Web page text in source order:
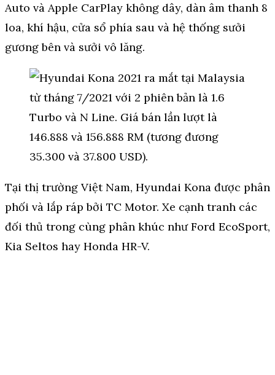
Auto và Apple CarPlay không dây, dàn âm thanh 8
loa, khí hậu, cửa sổ phía sau và hệ thống sưởi
gương bên và sưởi vô lăng.
Tại thị trường Việt Nam, Hyundai Kona được phân
phối và lắp ráp bởi TC Motor. Xe cạnh tranh các
đối thủ trong cùng phân khúc như Ford EcoSport,
Kia Seltos hay Honda HR-V.